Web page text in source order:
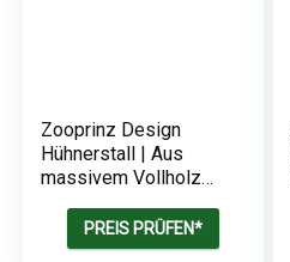
Zooprinz Design
Hühnerstall | Aus
massivem Vollholz
Mit Nistkasten |
Witterungsbeständig
PREIS PRÜFEN*